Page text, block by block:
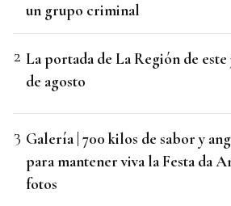
un grupo criminal
La portada de La Región de este
de agosto
Galería | 700 kilos de sabor y
para mantener viva la Festa da
fotos